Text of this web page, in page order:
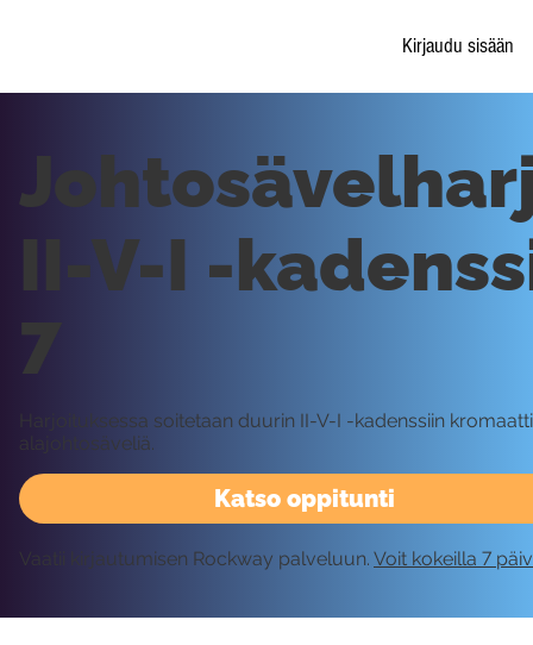
Kirjaudu sisään
Katso oppitunti
II-V-I -
7
Harjoituksessa soitetaan duurin II-V-I -kadenssiin
alajohtosäveliä.
Vaatii kirjautumisen Rockway palveluun. Voit kokeilla 7